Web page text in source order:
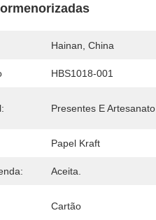
Hainan, China
HBS1018-001
Presentes E Artesanato
Papel Kraft
Aceita.
Cartão